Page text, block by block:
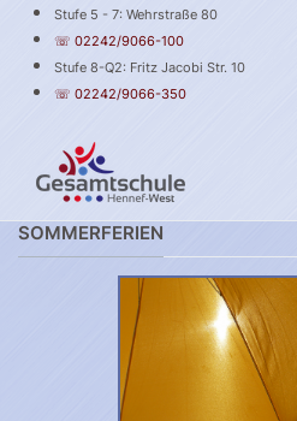
Stufe 5 - 7: Wehrstraße 80
☏ 02242/9066-100
Stufe 8-Q2: Fritz Jacobi Str. 10
☏ 02242/9066-350
SOMMERFERIEN